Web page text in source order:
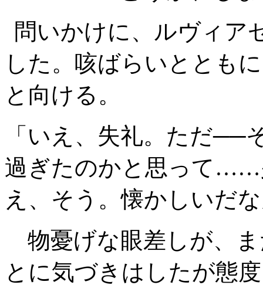
問いかけに、ルヴィア
した。咳ばらいととも
と向ける。
「いえ、失礼。ただ──
過ぎたのかと思って
え、そう。懐かしいだ
物憂げな眼差しが、
とに気づきはしたが態